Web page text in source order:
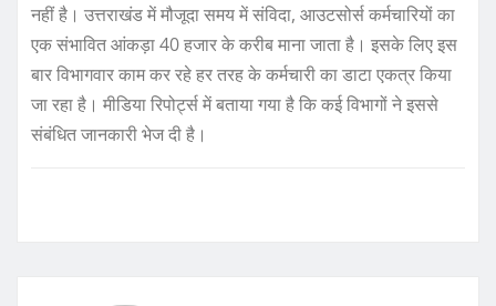
नहीं है। उत्तराखंड में मौजूदा समय में संविदा, आउटसोर्स कर्मचारियों का
एक संभावित आंकड़ा 40 हजार के करीब माना जाता है। इसके लिए इस
बार विभागवार काम कर रहे हर तरह के कर्मचारी का डाटा एकत्र किया
जा रहा है। मीडिया रिपोर्ट्स में बताया गया है कि कई विभागों ने इससे
संबंधित जानकारी भेज दी है।